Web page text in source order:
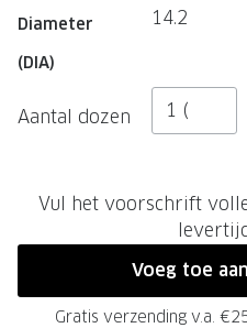
BRILABONNEMENT
GrandOptical Zicht Plan
BRILLENGLAZEN
Nikon brillenglazen
Transitions brillenglazen
Diameter
(DIA)
14.2
Aantal dozen
Vul het voorschrift
Voeg toe
Gratis verzending v.a.